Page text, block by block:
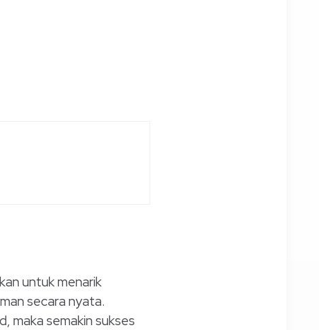
untuk menarik
secara nyata.
maka semakin sukses